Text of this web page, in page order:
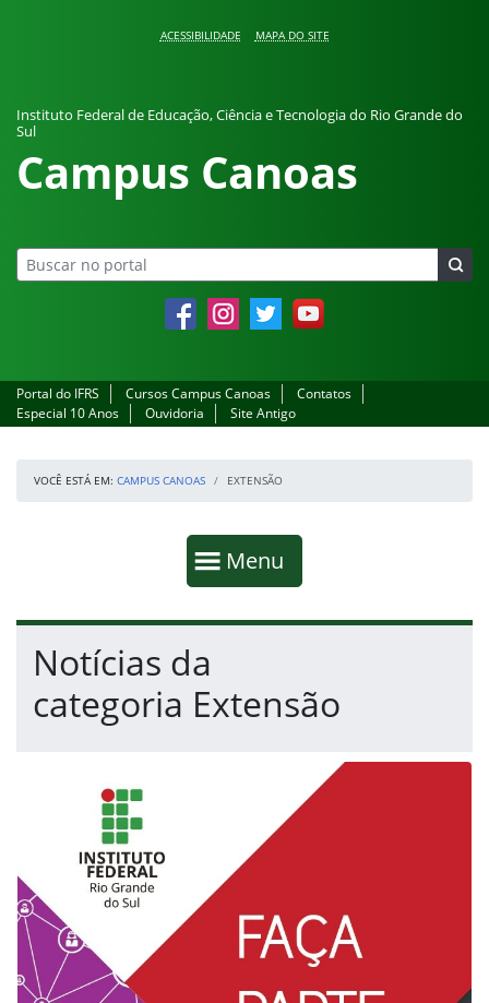
ACESSIBILIDADE MAPA DO SITE
Instituto Federal de Educação, Ciência e Tecnologia do Rio Grande do
Sul
Campus Canoas
FacebookInstagramTwitter YouTube
Portal do IFRS Cursos Campus Canoas
Contatos
Especial 10 Anos
Ouvidoria Site Antigo
VOCÊ ESTÁ EM: CAMPUS CANOAS EXTENSÃO
Mostrar
Menu
Fim da navegação
Início do conteúdo
Notícias da
categoria Extensão